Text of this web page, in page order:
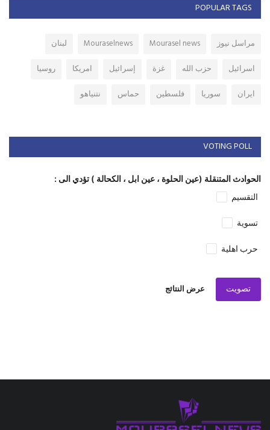
POPULAR TAGS
مراسل نيوز Mourasel news
Mouraselnews
لبنان
اسرائيل
حزب الله غزة إسرائيل امريكا
روسيا
ايران
سوريا فلسطين حماس نتنياهو
VOTING POLL
الحوادث المتنقلة (عين الحلوة ، عين ابل ، الكحالة ) تؤدي الى :
التقسيم
تسوية
حرب اهلية
تصويت عرض النتائج